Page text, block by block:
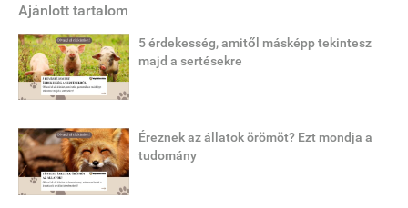
Ajánlott tartalom
5 érdekesség, amitől másképp tekintesz
majd a sertésekre
Éreznek az állatok örömöt? Ezt mondja a
tudomány